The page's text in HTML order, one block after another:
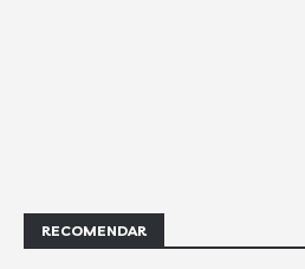
RECOMENDAR